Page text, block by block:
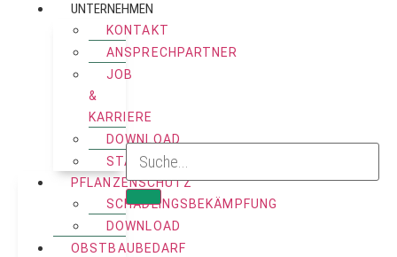
UNTERNEHMEN
KONTAKT
ANSPRECHPARTNER
JOB
&
KARRIERE
DOWNLOAD
STANDORTE
PFLANZENSCHUTZ
SCHÄDLINGSBEKÄMPFUNG
DOWNLOAD
OBSTBAUBEDARF